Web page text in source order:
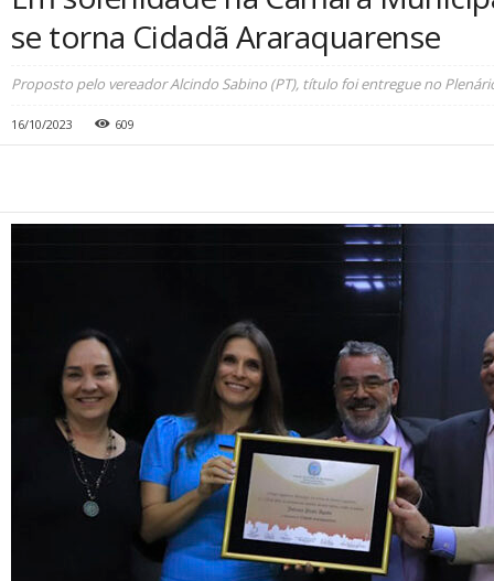
se torna Cidadã Araraquarense
Proposto pelo vereador Alcindo Sabino (PT), título foi entregue no
16/10/2023 609